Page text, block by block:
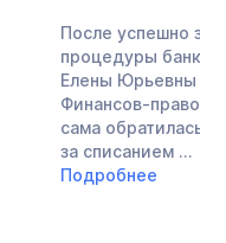
После успешно
процедуры
Елены Юрьевны
Финансов-
сама обратилась
за списанием ...
Подробнее